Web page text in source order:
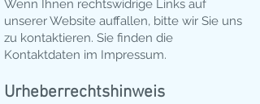
Wenn Ihnen rechtswidrige Links auf
unserer Website auffallen, bitte wir Sie uns
zu kontaktieren. Sie finden die
Kontaktdaten im Impressum.
Urheberrechtshinweis